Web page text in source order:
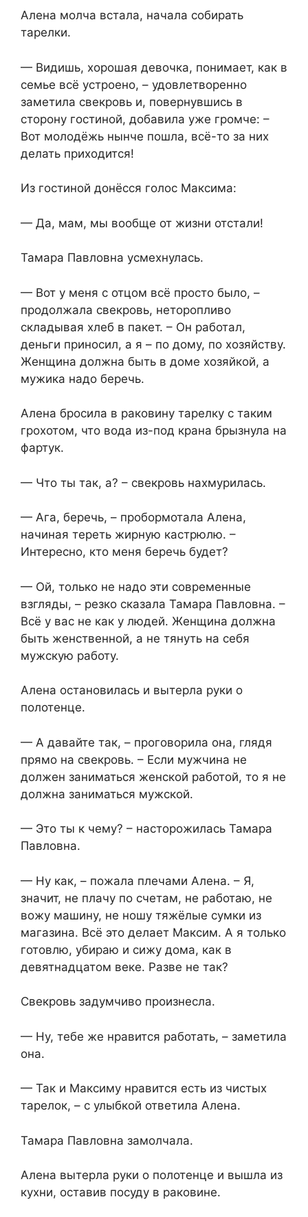
Алена молча встала, начала собирать
тарелки.
— Видишь, хорошая девочка, понимает, как в
семье всё устроено, – удовлетворенно
заметила свекровь и, повернувшись в
сторону гостиной, добавила уже громче: –
Вот молодёжь нынче пошла, всё-то за них
делать приходится!
Из гостиной донёсся голос Максима:
— Да, мам, мы вообще от жизни отстали!
Тамара Павловна усмехнулась.
— Вот у меня с отцом всё просто было, –
продолжала свекровь, неторопливо
складывая хлеб в пакет. – Он работал,
деньги приносил, а я – по дому, по хозяйству.
Женщина должна быть в доме хозяйкой, а
мужика надо беречь.
Алена бросила в раковину тарелку с таким
грохотом, что вода из-под крана брызнула на
фартук.
— Что ты так, а? – свекровь нахмурилась.
— Ага, беречь, – пробормотала Алена,
начиная тереть жирную кастрюлю. –
Интересно, кто меня беречь будет?
— Ой, только не надо эти современные
взгляды, – резко сказала Тамара Павловна. –
Всё у вас не как у людей. Женщина должна
быть женственной, а не тянуть на себя
мужскую работу.
Алена остановилась и вытерла руки о
полотенце.
— А давайте так, – проговорила она, глядя
прямо на свекровь. – Если мужчина не
должен заниматься женской работой, то я не
должна заниматься мужской.
— Это ты к чему? – насторожилась Тамара
Павловна.
— Ну как, – пожала плечами Алена. – Я,
значит, не плачу по счетам, не работаю, не
вожу машину, не ношу тяжёлые сумки из
магазина. Всё это делает Максим. А я только
готовлю, убираю и сижу дома, как в
девятнадцатом веке. Разве не так?
Свекровь задумчиво произнесла.
— Ну, тебе же нравится работать, – заметила
она.
— Так и Максиму нравится есть из чистых
тарелок, – с улыбкой ответила Алена.
Тамара Павловна замолчала.
Алена вытерла руки о полотенце и вышла из
кухни, оставив посуду в раковине.